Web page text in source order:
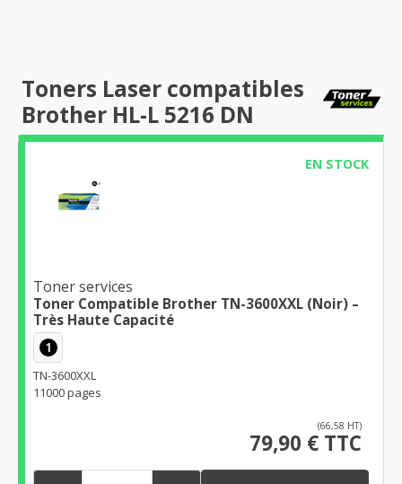
Toners Laser compatibles
Brother HL-L 5216 DN
EN STOCK
Toner services
Toner Compatible Brother TN-3600XXL (Noir) –
Très Haute Capacité
1
TN-3600XXL
11000 pages
(66,58 HT)
79,90 € TTC